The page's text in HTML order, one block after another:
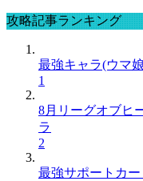
攻略記事ランキング
最強キャラ(ウマ
1
8月リーグオブヒ
ラ
2
最強サポートカ